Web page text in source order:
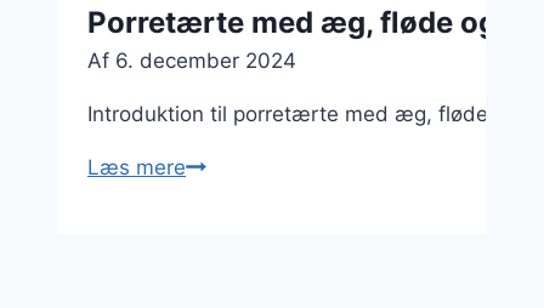
Porretærte med æg, fløde og
Af 6. december 2024
Introduktion til porretærte med æg, fløde og
Læs merePorretærte